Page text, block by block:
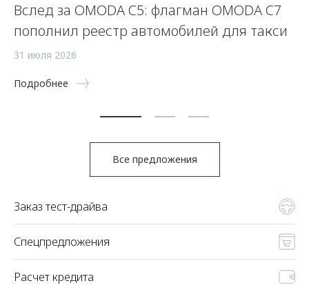
Вслед за OMODA C5: флагман OMODA C7
пополнил реестр автомобилей для такси
31 июля 2026
Подробнее
Все предложения
Заказ тест-драйва
Спецпредложения
Расчет кредита